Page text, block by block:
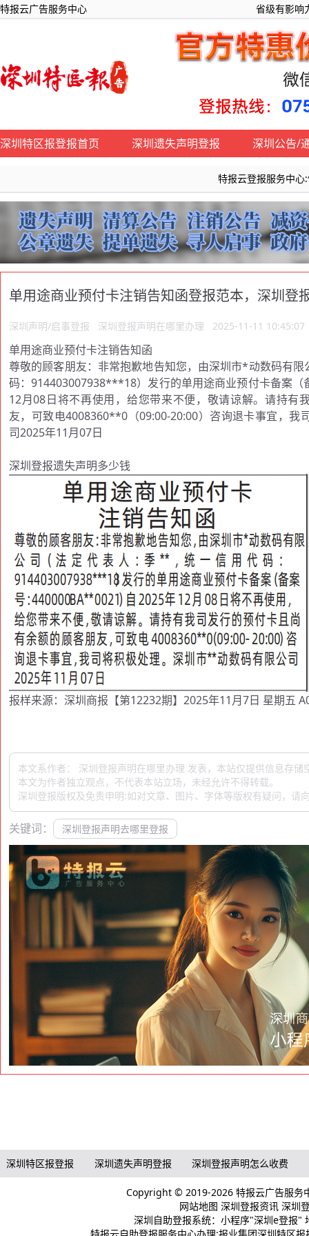
特报云广告服务中心 省级有影响
深圳特区报登报首页 深圳遗失声明登报 深圳公告/
特报云登报服务中心:快
单用途商业预付卡注销告知函登报范本，深圳登
深圳声明/启事登报 深圳登报声明在哪里办理 2025-11-11 10:45:07
单用途商业预付卡注销告知函
尊敬的顾客朋友：非常抱歉地告知您，由深圳市*动数码有
码：914403007938***18）发行的单用途商业预付卡备案
12月08日将不再使用，给您带来不便，敬请谅解。请持有
友，可致电4008360**0（09:00-20:00）咨询退卡事宜，
司2025年11月07日
深圳登报遗失声明多少钱
报样来源：深圳商报【第12232期】2025年11月7日 星期五
本文系作者： 深圳登报声明在哪里办理 发表，本站仅提供信息存储
本文为作者独立观点，不代表本站立场，未经允许不得转载。
深圳登报版权及免责申明:如对文章、图片、字体等版权有疑问，请
关键词： 深圳登报声明去哪里登报
深圳特区报登报 深圳遗失声明登报 深圳登报声明怎么收费
Copyright © 2019-2026 特报云广告服务
网站地图 深圳登报资讯深圳
深圳自助登报系统：小程序"深圳e登报"